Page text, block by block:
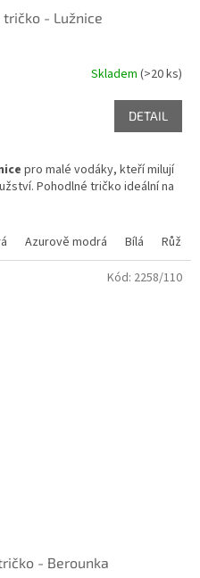
- Lužnice
Skladem (>20 ks)
DETAIL
pro malé vodáky, kteří milují
Pohodlné tričko ideální na
Azurově modrá Bílá Růžová
- Berounka
Kód: 2258/110